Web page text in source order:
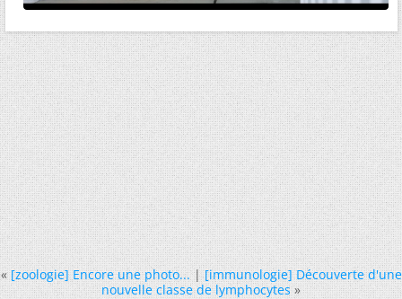
« [zoologie] Encore une photo...|[immunologie] Découverte d'une
nouvelle classe de lymphocytes »